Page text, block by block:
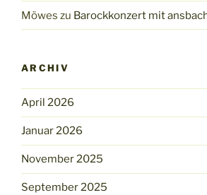
Möwes zu Barockkonzert mit
ARCHIV
April 2026
Januar 2026
November 2025
September 2025